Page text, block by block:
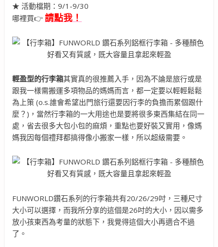
★ 活動檔期：9/1-9/30
哪裡買👉 請點我！
輕盈型的行李箱其實真的很推薦入手，因為不論是旅行或是
跟我一樣需搬運多項物品的媽媽而言，都一定要以輕輕鬆鬆
為上策 (o.s.誰會希望出門旅行還要因行李的負擔而累個跟什
麼？)，當然行李箱的一大用途也是要將很多東西集結在同一
處，省去很多大包小包的麻煩，重點也要好裝又實用，像媽
媽我因每個禮拜都搞得像小搬家一樣，所以超級需要。
FUNWORLD鑽石系列的行李箱共有20/26/29吋，三種尺寸
大小可以選擇，而我所分享的這個是26吋的大小，因以需多
放小孩東西為考量的狀態下，我覺得這個大小再適合不過
了。